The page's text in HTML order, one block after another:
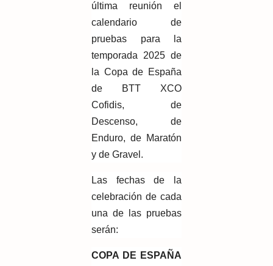
última reunión el
calendario de
pruebas para la
temporada 2025 de
la Copa de España
de BTT XCO
Cofidis, de
Descenso, de
Enduro, de Maratón
y de Gravel.
Las fechas de la
celebración de cada
una de las pruebas
serán:
COPA DE ESPAÑA